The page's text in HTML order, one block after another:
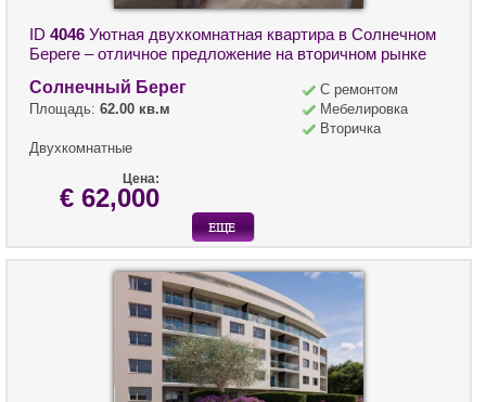
ID 4046 Уютная двухкомнатная квартира в Солнечном
Береге – отличное предложение на вторичном рынке
Солнечный Берег
Площадь: 62.00 кв.м
Двухкомнатные
С ремонтом
Мебелировка
Вторичка
Цена:
€ 62,000